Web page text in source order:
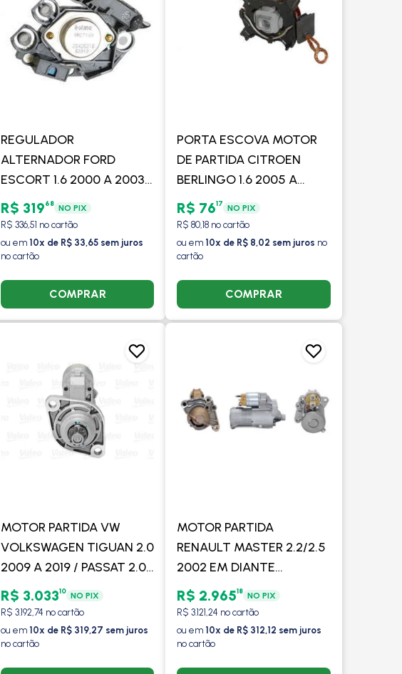
REGULADOR
ALTERNADOR FORD
ESCORT 1.6 2000 A 2003 /
FIESTA 1.0/1.6 1999 A 2015 /
FOCUS 1.6 2003 A 2011 /
COM/SEM AR - VALEO
R$ 31968 NO PIX
R$ 336,51 no cartão
ou em 10x de R$ 33,65 sem juros
no cartão
COMPRAR
PORTA ESCOVA MOTOR
DE PARTIDA CITROEN
BERLINGO 1.6 2005 A
2007 / FIAT DOBLO /
PALIO /SIENA /1.8 2003 A
2010 / COM/SEM AR -
VALEO
R$ 7617 NO PIX
R$ 80,18 no cartão
ou em 10x de R$ 8,02 sem juros no
cartão
COMPRAR
MOTOR PARTIDA VW
VOLKSWAGEN TIGUAN 2.0
2009 A 2019 / PASSAT 2.0
2006 A 2019 / JETTA 2.0
2011 A 2019 / TSI SEM AR -
VALEO
R$ 3.03310 NO PIX
R$ 3.192,74 no cartão
ou em 10x de R$ 319,27 sem juros
no cartão
MOTOR PARTIDA
RENAULT MASTER 2.2/2.5
2002 EM DIANTE
COM/SEM AR - VALEO
R$ 2.96518 NO PIX
R$ 3.121,24 no cartão
ou em 10x de R$ 312,12 sem juros
no cartão